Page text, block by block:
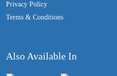
Privacy Policy
Terms & Conditions
Also Available In